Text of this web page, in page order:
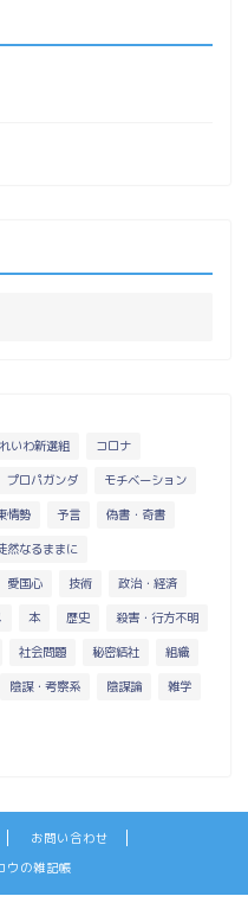
れいわ新選組 コロナ
プロパガンダ モチベーション
情勢 予言 偽書・奇書
然なるままに
愛国心 技術 政治・経済
本 歴史 殺害・行方不明
社会問題 秘密結社 組織
陰謀・考察系 陰謀論 雑学
お問い合わせ
の雑記帳